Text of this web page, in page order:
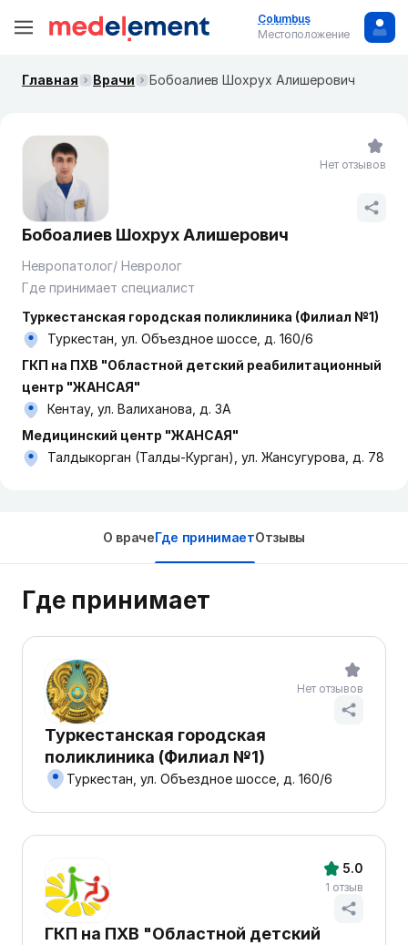
Columbus
Местоположение
Главная Врачи Бобоалиев Шохрух Алишерович
Бобоалиев Шохрух Алишерович
Невропатолог/ Невролог
Где принимает специалист
Туркестанская городская поликлиника (Филиал №1)
Туркестан, ул. Объездное шоссе, д. 160/6
ГКП на ПХВ "Областной детский реабилитационный
центр "ЖАНСАЯ"
Кентау, ул. Валиханова, д. 3А
Медицинский центр "ЖАНСАЯ"
Талдыкорган (Талды-Курган), ул. Жансугурова, д. 78
Нет отзывов
О врачеГде принимаетОтзывы
Где принимает
Туркестанская городская
поликлиника (Филиал №1)
Туркестан, ул. Объездное шоссе, д. 160/6
Нет отзывов
ГКП на ПХВ "Областной детский
5.0
1 отзыв